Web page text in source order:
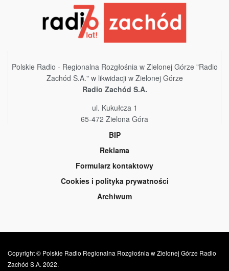
Polskie Radio - Regionalna Rozgłośnia w Zielonej Górze "Radio
Zachód S.A." w likwidacji w Zielonej Górze
Radio Zachód S.A.
ul. Kukułcza 1
65-472 Zielona Góra
BIP
Reklama
Formularz kontaktowy
Cookies i polityka prywatności
Archiwum
Copyright © Polskie Radio Regionalna Rozgłośnia w Zielonej Górze Radio
Zachód S.A. 2022.